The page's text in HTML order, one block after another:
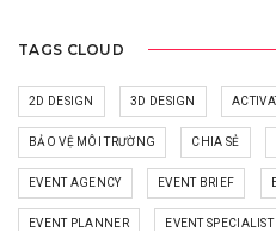
TAGS CLOUD
2D DESIGN 3D DESIGN
BẢO VỆ MÔI TRƯỜNG CHIA SẺ
EVENT AGENCY EVENT BRIEF
EVENT PLANNER EVENT SPECIALIST